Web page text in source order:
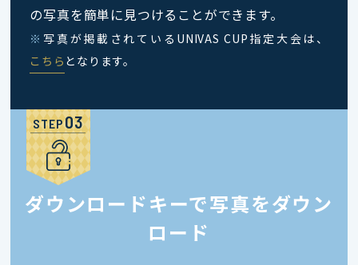
の写真を簡単に見つけることができます。
※ 写真が掲載されているUNIVAS CUP指定大会は、
こちら となります。
STEP
ダウンロードキーで写真をダウン
ロード